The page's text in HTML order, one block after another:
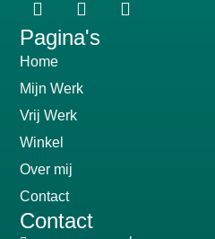
Pagina's
Home
Mijn Werk
Vrij Werk
Winkel
Over mij
Contact
Contact